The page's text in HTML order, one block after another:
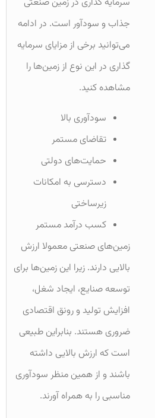
جذاب و سودآور است. در ادامه
می‌توانید برخی از مزایای سرمایه
گذاری در این نوع از زمین‌ها را
مشاهده کنید.
سودآوری بالا
تقاضای مستمر
حمایت‌های دولتی
دسترسی به امکانات
زیرساختی
کسب درآمد مستمر
زمین‌های صنعتی معمولا ارزش
بالایی دارند. زیرا این زمین‌ها برای
توسعه صنایع، ایجاد شغل،
افزایش تولید و رونق اقتصادی
ضروری هستند. بنابراین طبیعی
است که ارزش بالایی داشته
باشند و از همین منظر سودآوری
مناسبی را به همراه آورند.